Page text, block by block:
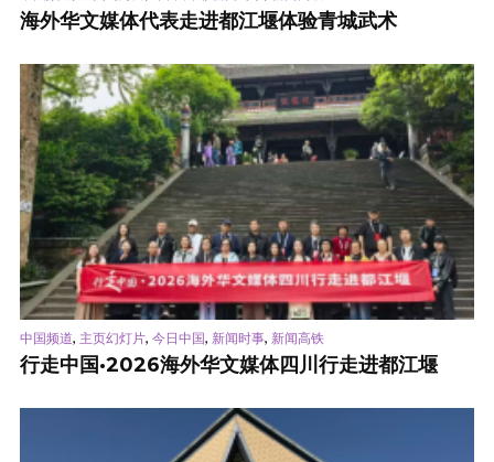
海外华文媒体代表走进都江堰体验青城武术
中国频道, 主页幻灯片, 今日中国, 新闻时事, 新闻高铁
行走中国·2026海外华文媒体四川行走进都江堰